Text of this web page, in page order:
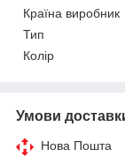
Країна виробник
Тип
Колір
Умови
Нова Пошта